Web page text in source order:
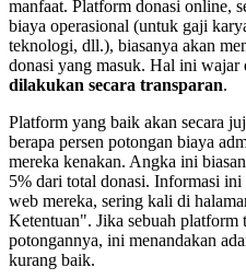
manfaat. Platform donasi online,
biaya operasional (untuk gaji
teknologi, dll.), biasanya akan
donasi yang masuk. Hal ini wajar
dilakukan secara transparan.
Platform yang baik akan secara
berapa persen potongan biaya
mereka kenakan. Angka ini
5% dari total donasi. Informasi
web mereka, sering kali di
Ketentuan". Jika sebuah platform
potongannya, ini menandakan
kurang baik.